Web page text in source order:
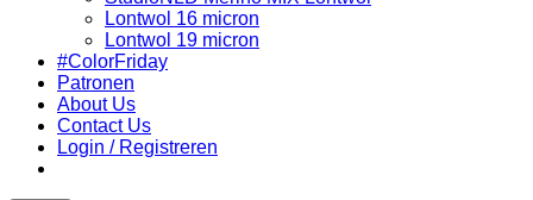
Lontwol 16 micron
Lontwol 19 micron
#ColorFriday
Patronen
About Us
Contact Us
Login / Registreren